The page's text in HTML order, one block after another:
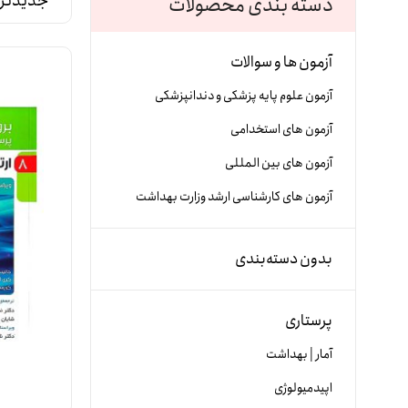
آزمون ها و سوالات
آزمون علوم پایه پزشکی و دندانپزشکی
آزمون های استخدامی
آزمون های بین المللی
آزمون های کارشناسی ارشد وزارت بهداشت
بدون دسته‌بندی
پرستاری
آمار | بهداشت
اپیدمیولوژی